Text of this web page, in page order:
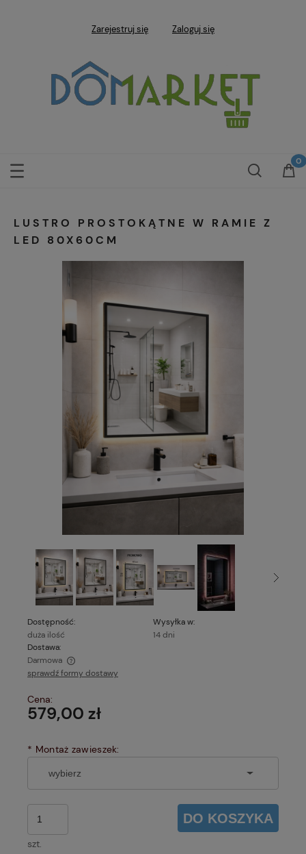
Zarejestruj się Zaloguj się
LUSTRO PROSTOKĄTNE W RAMIE Z
LED 80X60CM
Dostępność:
duża ilość
Wysyłka w:
14 dni
Dostawa:
Darmowa
Cena nie zawiera ewentualnych kosztów płatności
sprawdź formy dostawy
Cena:
579,00 zł
* Montaż zawieszek:
szt.
DO KOSZYKA